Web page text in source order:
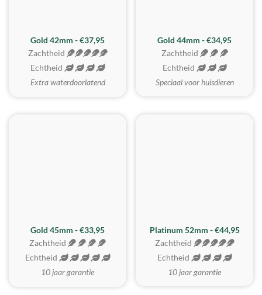
ZACHTSTE
Gold 42mm - €37,95
Zachtheid
Echtheid
Extra waterdoorlatend
Gold 44mm - €34,95
Zachtheid
Echtheid
Speciaal voor huisdieren
REALISTISCH
Gold 45mm - €33,95
Zachtheid
Echtheid
10 jaar garantie
ZACHTSTE
Platinum 52mm - €44,95
Zachtheid
Echtheid
10 jaar garantie